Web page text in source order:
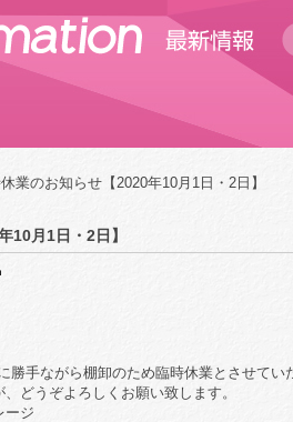
業のお知らせ【2020年10月1日・2日】
10月1日・2日】
勝手ながら棚卸のため臨時休業とさせてい
どうぞよろしくお願い致します。
ージ